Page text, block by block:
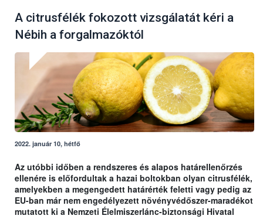
A citrusfélék fokozott vizsgálatát kéri a
Nébih a forgalmazóktól
2022. január 10, hétfő
Az utóbbi időben a rendszeres és alapos határellenőrzés
ellenére is előfordultak a hazai boltokban olyan citrusfélék,
amelyekben a megengedett határérték feletti vagy pedig az
EU-ban már nem engedélyezett növényvédőszer-maradékot
mutatott ki a Nemzeti Élelmiszerlánc-biztonsági Hivatal